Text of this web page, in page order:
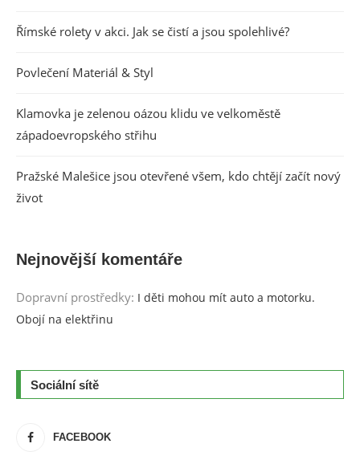
Římské rolety v akci. Jak se čistí a jsou spolehlivé?
Povlečení Materiál & Styl
Klamovka je zelenou oázou klidu ve velkoměstě
západoevropského střihu
Pražské Malešice jsou otevřené všem, kdo chtějí začít nový
život
Nejnovější komentáře
Dopravní prostředky: I děti mohou mít auto a motorku.
Obojí na elektřinu
Sociální sítě
FACEBOOK